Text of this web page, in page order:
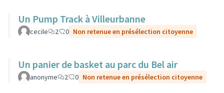
Un Pump Track à Villeurbanne
cecile 2 0 Non retenue en présélection citoyenne
Un panier de basket au parc du Bel air
anonyme 2 0 Non retenue en présélection citoyenne